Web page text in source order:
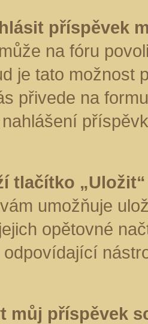
příspěvek
na fóru
je tato možnost
přivede na
tlačítko
umožňuje
opětovné
můj příspěvek